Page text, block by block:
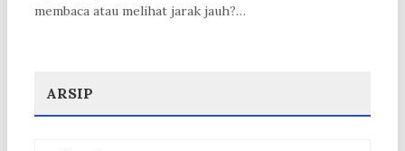
membaca atau melihat jarak jauh?…
ARSIP